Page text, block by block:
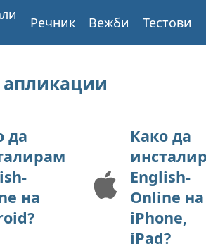
Речник Вежби Тестови
да
на
Како да
English-
Online на
iPhone,
iPad?